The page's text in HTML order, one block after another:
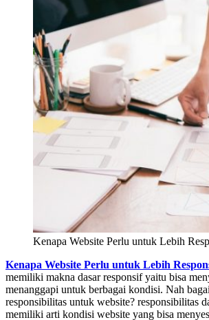
Kenapa Website Perlu untuk Lebih
Kenapa Website Perlu untuk Lebih
memiliki makna dasar responsif yaitu bisa
menanggapi untuk berbagai kondisi. Nah
responsibilitas untuk website? responsibilitas
memiliki arti kondisi website yang bisa